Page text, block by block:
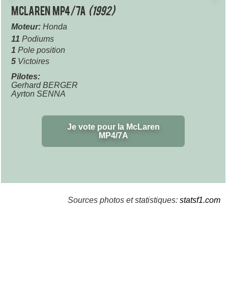
McLaren MP4/7A (1992)
Moteur: Honda
11 Podiums
1 Pole position
5 Victoires
Pilotes:
Gerhard BERGER
Ayrton SENNA
Je vote pour la McLaren
MP4/7A
Sources photos et statistiques: statsf1.com